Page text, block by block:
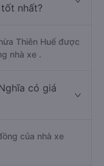
nhất?
Thiên Huế được
nhà xe .
có giá
của nhà xe